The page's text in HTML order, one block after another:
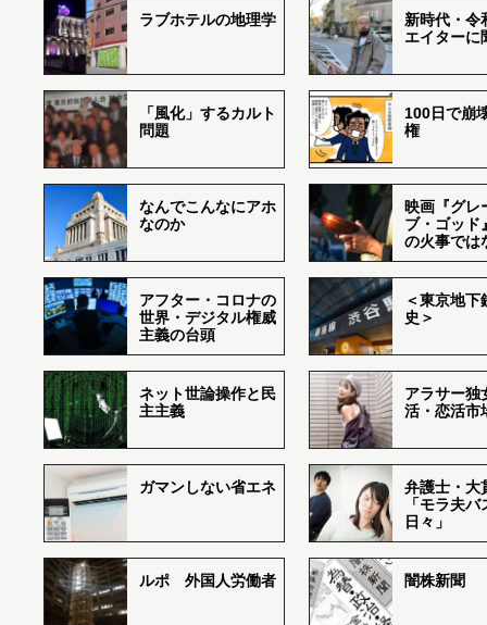
ラブホテルの地理学
新時代・令
エイターに
「風化」するカルト
問題
100日で崩
権
なんでこんなにアホ
なのか
映画『グレ
ブ・ゴッド
の火事では
アフター・コロナの
世界・デジタル権威
主義の台頭
＜東京地下
史＞
ネット世論操作と民
主主義
アラサー独
活・恋活市
ガマンしない省エネ
弁護士・大
「モラ夫
日々」
ルポ 外国人労働者 闇株新聞